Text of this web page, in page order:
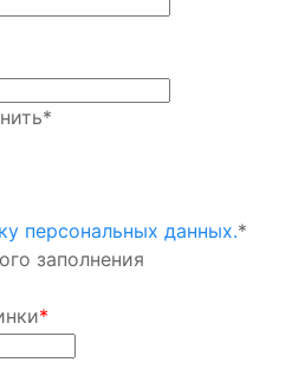
*
персональных данных.*
заполнения
*